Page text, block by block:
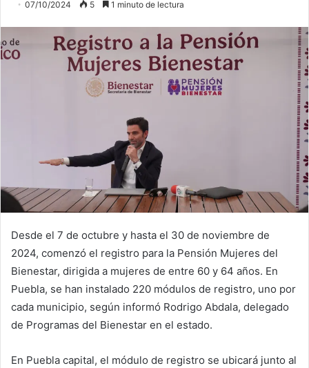
07/10/2024 5 1 minuto de lectura
Desde el 7 de octubre y hasta el 30 de noviembre de
2024, comenzó el registro para la Pensión Mujeres del
Bienestar, dirigida a mujeres de entre 60 y 64 años. En
Puebla, se han instalado 220 módulos de registro, uno por
cada municipio, según informó Rodrigo Abdala, delegado
de Programas del Bienestar en el estado.
En Puebla capital, el módulo de registro se ubicará junto al